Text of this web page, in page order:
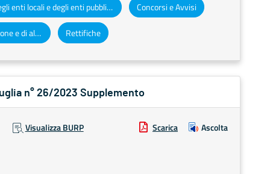
Atti degli enti locali e degli enti pubblici e privati Concorsi e Avvisi
Altri atti e avvisi della Regione e di altri enti pubblici che interessano la collettività regionale Rettifiche
n° 26/2023 Supplemento
Visualizza BURP Scarica Ascolta